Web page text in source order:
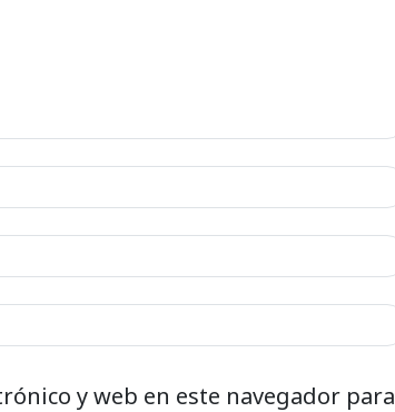
y web en este navegador para